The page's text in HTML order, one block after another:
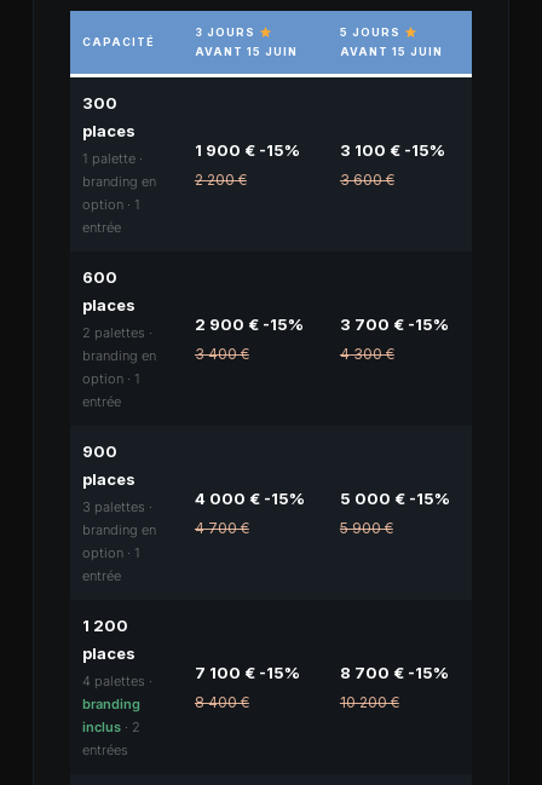
CAPACITÉ
3 JOURS
AVANT 15 JUIN
5 JOURS
AVANT 15 JUIN
300
places
1 palette ·
branding en
option · 1
entrée
1 900 € -15%
2 200 €
3 100 € -15%
3 600 €
600
places
2 palettes ·
branding en
option · 1
entrée
2 900 € -15%
3 400 €
3 700 € -15%
4 300 €
900
places
3 palettes ·
branding en
option · 1
entrée
4 000 € -15%
4 700 €
5 000 € -15%
5 900 €
1 200
places
4 palettes ·
branding
inclus· 2
entrées
7 100 € -15%
8 400 €
8 700 € -15%
10 200 €